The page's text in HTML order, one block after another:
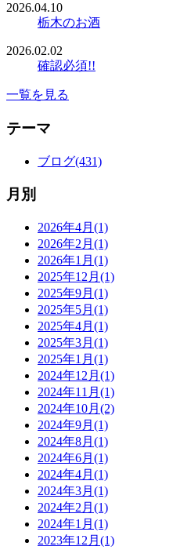
2026.04.10
栃木のお酒
2026.02.02
確認必須!!
一覧を見る
テーマ
ブログ(431)
月別
2026年4月(1)
2026年2月(1)
2026年1月(1)
2025年12月(1)
2025年9月(1)
2025年5月(1)
2025年4月(1)
2025年3月(1)
2025年1月(1)
2024年12月(1)
2024年11月(1)
2024年10月(2)
2024年9月(1)
2024年8月(1)
2024年6月(1)
2024年4月(1)
2024年3月(1)
2024年2月(1)
2024年1月(1)
2023年12月(1)